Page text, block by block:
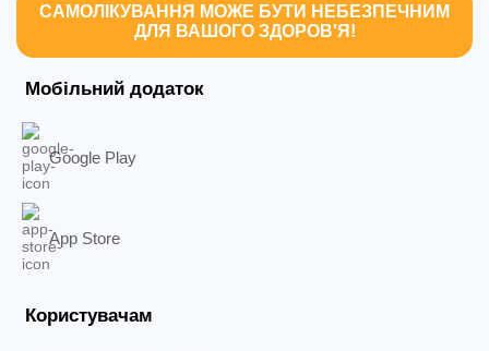
САМОЛІКУВАННЯ МОЖЕ БУТИ НЕБЕЗПЕЧНИМ
ДЛЯ ВАШОГО ЗДОРОВ'Я!
Мобільний додаток
Google Play
App Store
Користувачам